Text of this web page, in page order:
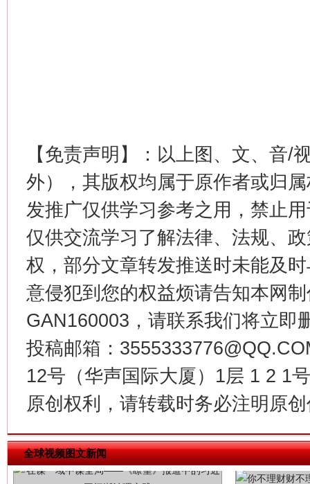
【免责声明】：以上图、文、音/
外），其版权均属于原作者或归
发推广仅供学习参考之用，禁止
仅供交流学习了解法律、法规、
权，部分文章转发推送时未能及
意侵犯到您的权益烦请告知本网
GAN160003，请联系我们将立即
投稿邮箱：
12号（华声国际大厦）1层 1 2 1
原创权利，请转载时务必注明原
全球视频图文新闻
这是一记警钟！ 谢